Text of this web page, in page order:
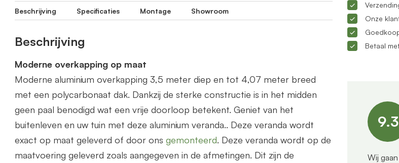
Beschrijving Specificaties Montage Showroom
Beschrijving
Moderne overkapping op maat
Moderne aluminium overkapping 3,5 meter diep en tot 4,07 meter breed
met een polycarbonaat dak. Dankzij de sterke constructie is in het midden
geen paal benodigd wat een vrije doorloop betekent. Geniet van het
buitenleven en uw tuin met deze aluminium veranda.. Deze veranda wordt
exact op maat geleverd of door ons gemonteerd. Deze veranda wordt op de
maatvoering geleverd zoals aangegeven in de afmetingen. Dit zijn de
Onze
Betaal
9.3
Wij